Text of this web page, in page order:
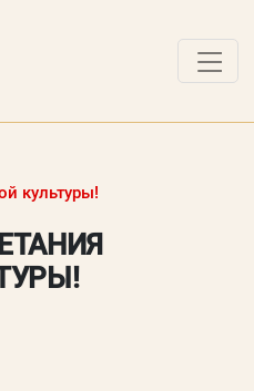
культуры!